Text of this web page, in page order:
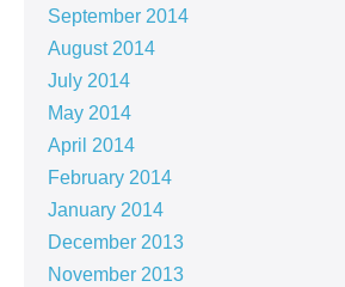
September 2014
August 2014
July 2014
May 2014
April 2014
February 2014
January 2014
December 2013
November 2013